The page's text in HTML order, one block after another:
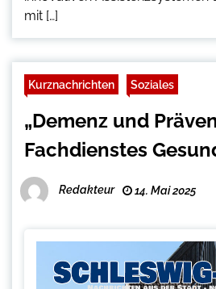
mit […]
Kurznachrichten Soziales
„Demenz und
Fachdienstes
Redakteur 14. Mai 2025